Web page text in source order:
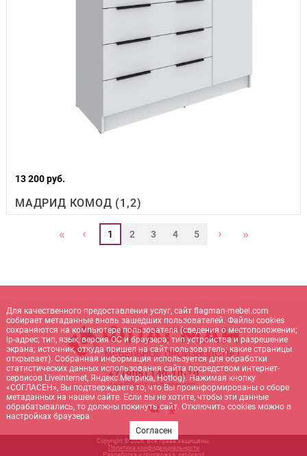
13 200 руб.
МАДРИД КОМОД (1,2)
« ‹ 1 2 3 4 5 › »
+7 (905) 140-10-10
sale@flagman-mebel.com
Copyright © 2026. Все права защищены.
Политика конфиденциальности
Разработка и поддержка: net- brand
Для качественного предоставления услуг, сайт flagman-mebel.com
собирает метаданные вновь зашедших пользователей. Файлы cookies
сохраняются на компьютере пользователя (сведения о местоположении;
ip-адрес; тип, язык, версия ОС и браузера; тип устройства и разрешение
экрана; источник, откуда пришел на сайт пользователь; какие страницы
открывает). Собранная информация используется для обработки
статистических данных использования сайта посредством интернет-
сервисов LiveInternet, Яндекс.Метрика, Hotlog). Нажимая кнопку
«СОГЛАСЕН», Вы подтверждаете то, что Вы проинформированы о сборе
метаданных на нашем сайте. Если вы не хотите, чтобы эти данные
обрабатывались, то должны покинуть сайт. Отключить cookies можно в
настройках браузера
Согласен